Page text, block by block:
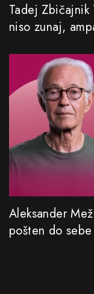
Tadej
niso zunaj,
Aleksander
pošten do